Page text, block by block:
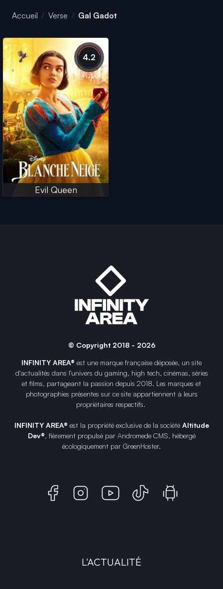
Accueil Verse Gal Gadot
4.2
Evil Queen
© Copyright 2018 - 2026
INFINITY AREA® est une marque française déposée, un site
d'actualités dans l'univers du gaming, high tech, cinémas, séries
et films, partageant la passion depuis 2018. Les marques et
photographies présentes sur ce site appartiennent à leurs
propriétaires respectifs.
INFINITY AREA® est la propriété exclusive de la société Altitude
Dev®, fièrement propulsé par Andromede CMS, hébergé
écologiquement par GreenHoster.
L'ACTUALITÉ